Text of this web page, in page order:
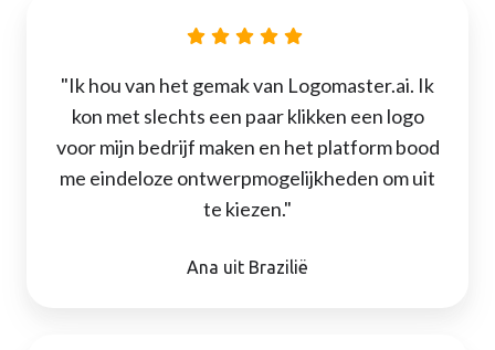
"Ik hou van het gemak van Logomaster.ai. Ik
kon met slechts een paar klikken een logo
voor mijn bedrijf maken en het platform bood
me eindeloze ontwerpmogelijkheden om uit
te kiezen."
Ana uit Brazilië